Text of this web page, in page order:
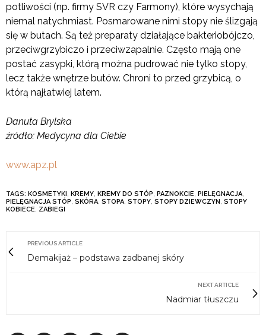
potliwości (np. firmy SVR czy Farmony), które wysychają
niemal natychmiast. Posmarowane nimi stopy nie ślizgają
się w butach. Są też preparaty działające bakteriobójczo,
przeciwgrzybiczo i przeciwzapalnie. Często mają one
postać zasypki, którą można pudrować nie tylko stopy,
lecz także wnętrze butów. Chroni to przed grzybicą, o
którą najłatwiej latem.
Danuta Brylska
źródło: Medycyna dla Ciebie
www.apz.pl
TAGS: KOSMETYKI, KREMY, KREMY DO STÓP, PAZNOKCIE, PIELĘGNACJA,
PIELĘGNACJA STÓP, SKÓRA, STOPA, STOPY, STOPY DZIEWCZYN, STOPY
KOBIECE, ZABIEGI
PREVIOUS ARTICLE
Demakijaż – podstawa zadbanej skóry
NEXT ARTICLE
Nadmiar tłuszczu